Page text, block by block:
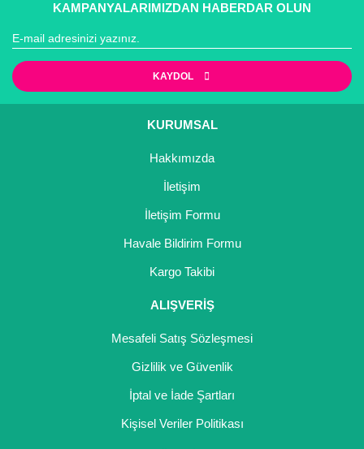
KAMPANYALARIMIZDAN HABERDAR OLUN
KAYDOL
KURUMSAL
Hakkımızda
İletişim
İletişim Formu
Havale Bildirim Formu
Kargo Takibi
ALIŞVERİŞ
Mesafeli Satış Sözleşmesi
Gizlilik ve Güvenlik
İptal ve İade Şartları
Kişisel Veriler Politikası